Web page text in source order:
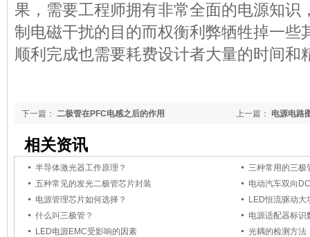
果，需要工程师拥有非常全面的电源知识
制电磁干扰的目的而权衡利弊牺牲掉一些
顺利完成也需要耗费设计者大量的时间和
上一篇： 电源电路
下一篇： 二极管在PFC电感之后的作用
相关资讯
半导体激光器工作原理？
三种常用的三极
五种常见的发光二极管芯片封装
电动汽车双向
电源管理芯片如何选择？
LED恒流驱动大
什么叫三极管？
电源适配器标识
LED电源EMC受影响的因素
光耦的检测方法